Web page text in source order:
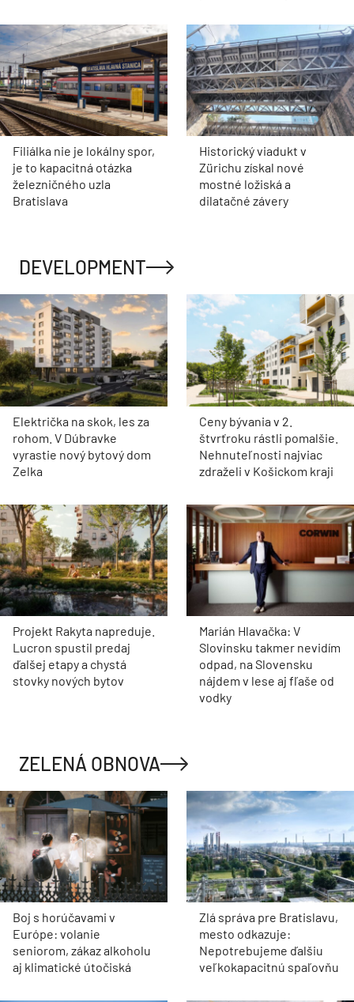
Filiálka nie je lokálny spor,
je to kapacitná otázka
železničného uzla
Bratislava
Historický viadukt v
Zürichu získal nové
mostné ložiská a
dilatačné závery
DEVELOPMENT
Električka na skok, les za
rohom. V Dúbravke
vyrastie nový bytový dom
Zelka
Ceny bývania v 2.
štvrťroku rástli pomalšie.
Nehnuteľnosti najviac
zdraželi v Košickom kraji
Projekt Rakyta napreduje.
Lucron spustil predaj
ďalšej etapy a chystá
stovky nových bytov
Marián Hlavačka: V
Slovinsku takmer nevidím
odpad, na Slovensku
nájdem v lese aj fľaše od
vodky
ZELENÁ OBNOVA
Boj s horúčavami v
Európe: volanie
seniorom, zákaz alkoholu
aj klimatické útočiská
Zlá správa pre Bratislavu,
mesto odkazuje:
Nepotrebujeme ďalšiu
veľkokapacitnú spaľovňu